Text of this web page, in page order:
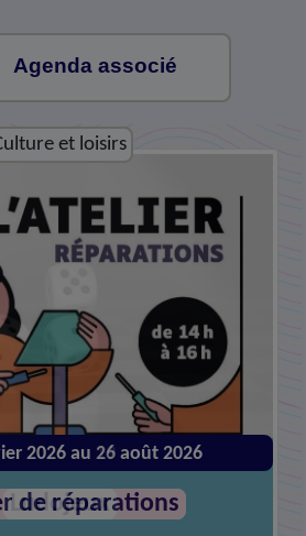
Agenda associé
et loisirs
2026 au 26 août 2026
de réparations